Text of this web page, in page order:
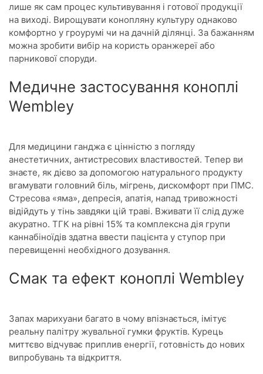
лише як сам процес культивування і готової продукції
на виході. Вирощувати конопляну культуру однаково
комфортно у гроурумі чи на дачній ділянці. За бажанням
можна зробити вибір на користь оранжереї або
парникової споруди.
Медичне застосування коноплі
Wembley
Для медицини ганджа є цінністю з погляду
анестетичних, антистресових властивостей. Тепер ви
знаєте, як дієво за допомогою натурального продукту
вгамувати головний біль, мігрень, дискомфорт при ПМС.
Стресова «яма», депресія, апатія, напад тривожності
відійдуть у тінь завдяки цій траві. Вживати її слід дуже
акуратно. ТГК на рівні 15% та комплексна дія групи
каннабіноїдів здатна ввести пацієнта у ступор при
перевищенні необхідного дозування.
Смак та ефект коноплі Wembley
Запах марихуани багато в чому впізнається, імітує
реальну палітру жувальної гумки фруктів. Курець
миттєво відчуває приплив енергії, готовність до нових
випробувань та відкриття.